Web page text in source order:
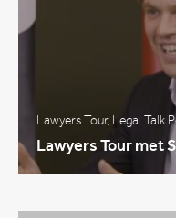
Lawyers Tour, Legal Talk
Lawyers Tour met